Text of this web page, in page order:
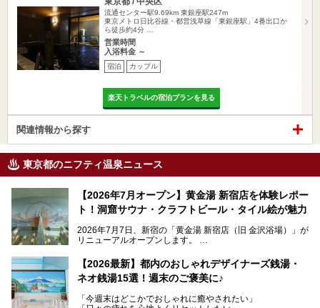
流通センター駅9.69km 東銀座駅247m
東京メトロ日比谷線・都営浅草線「東銀座駅」4番出口か
ら徒歩約4分 …
営業時間
入浴料金 ～
宿泊 カップル
楽天トラベルの宿泊プランを見る
関連情報から探す
東京都のニフティ温泉ニュース
【2026年7月オープン】黄金湯 新宿店を体験レポー
ト！洞窟サウナ・クラフトビール・タイル絵が魅力
2026年7月7日、新宿の「黄金湯 新宿店（旧 金沢浴場）」が
リニューアルオープンします。
レトロでノスタルジックなタイル絵はそのまま、昔からここ
を知る地元の人にも、新しく足を運んでくれる人にも愛され
る、今の時代の"銭湯"として生まれ変わりました。洞窟のよ
ビアバーなど、新しく登場したスポットも併せて紹介しま
【2026最新】都内のおしゃれデザイナーズ銭湯・
ネオ銭湯15選！週末のご褒美に♪
「今週末はどこかでおしゃれに癒やされたい」